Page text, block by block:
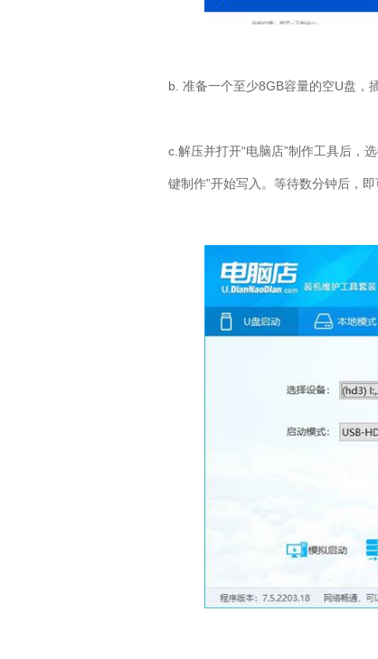
b. 准备一个至少8GB容量的空U盘，
c.解压并打开“电脑店”制作工具后，
键制作”开始写入。等待数分钟后，即